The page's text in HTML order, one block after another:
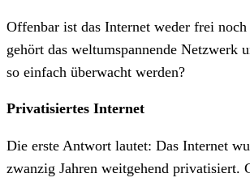
Offenbar ist das Internet weder frei
gehört das weltumspannende Netzwerk
so einfach überwacht werden?
Privatisiertes Internet
Die erste Antwort lautet: Das Internet
zwanzig Jahren weitgehend privatisiert.